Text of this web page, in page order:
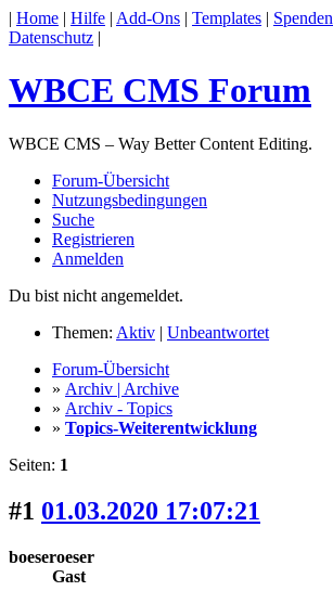
| Home | Hilfe | Add-Ons | Templates | Spenden
Datenschutz |
WBCE CMS Forum
WBCE CMS – Way Better Content Editing.
Forum-Übersicht
Nutzungsbedingungen
Suche
Registrieren
Anmelden
Du bist nicht angemeldet.
Themen: Aktiv | Unbeantwortet
Forum-Übersicht
» Archiv | Archive
» Archiv - Topics
» Topics-Weiterentwicklung
Seiten: 1
#1 01.03.2020 17:07:21
boeseroeser
Gast